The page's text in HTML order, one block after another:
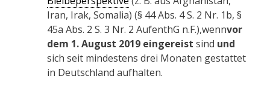
Iran, Irak, Somalia) (§ 44 Abs. 4 S. 2 Nr. 1b, §
45a Abs. 2 S. 3 Nr. 2 AufenthG n.F.),wennvor
dem 1. August 2019 eingereist sind und
sich seit mindestens drei Monaten gestattet
in Deutschland aufhalten.